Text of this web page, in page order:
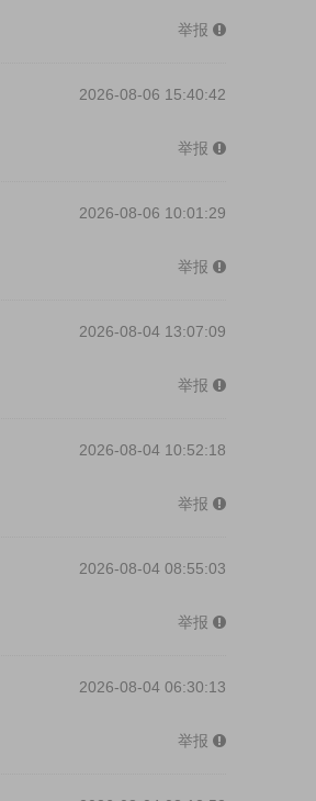
举报
2026-08-06 15:40:42
举报
2026-08-06 10:01:29
举报
2026-08-04 13:07:09
举报
2026-08-04 10:52:18
举报
2026-08-04 08:55:03
举报
2026-08-04 06:30:13
举报